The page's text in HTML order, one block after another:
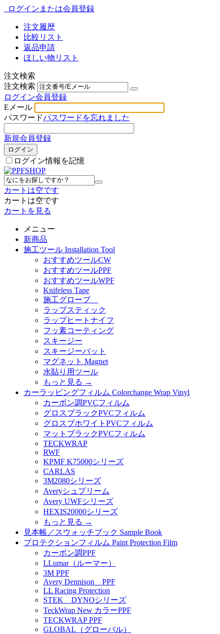
ログインまたは会員登録
注文履歴
比較リスト
返品申請
ほしい物リスト
注文検索
注文検索
ログイン会員登録
Eメール
パスワードパスワードを忘れました
新規会員登録
ログイン
ログイン情報を記憶
カートは空です
カートは空です
カートを見る
メニュー
新商品
施工ツール Installation Tool
おすすめツールCW
おすすめツールPPF
おすすめツールWPF
Knifeless Tape
施工グローブ
ラップスティック
ラップヒートナイフ
フッ素コーティング
スキージー
スキージーパット
マグネット Magnet
水貼り用ツール
もっと見る →
カーラッピングフィルム Colorchange Wrap Vinyl
カーボン調PVCフィルム
グロスブラックPVCフィルム
グロスブホワイトPVCフィルム
マットブラックPVCフィルム
TECKWRAP
RWF
KPMF K75000シリーズ
CARLAS
3M2080シリーズ
Averyシュプリーム
Avery UWFシリーズ
HEXIS20000シリーズ
もっと見る →
見本帳／スウォッチブック Sample Book
プロテクションフィルム Paint Protection Film
カーボン調PPF
LLumar（ルーマー）
3M PPF
Avery Dennison PPF
LL Racing Protection
STEK DYNOシリーズ
TeckWrap New カラーPPF
TECKWRAP PPF
GLOBAL（グローバル）